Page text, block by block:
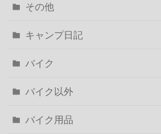
その他
キャンプ日記
バイク
バイク以外
バイク用品